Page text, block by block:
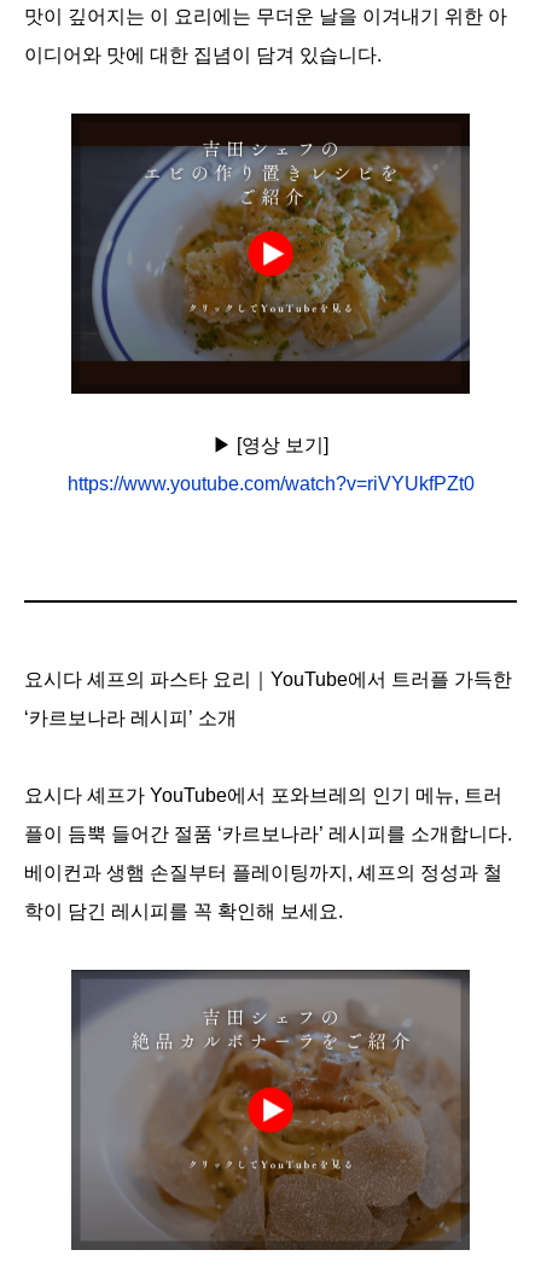
맛이 깊어지는 이 요리에는 무더운 날을 이겨내기 위한 아
이디어와 맛에 대한 집념이 담겨 있습니다.
▶︎ [영상 보기]
https://www.youtube.com/watch?v=riVYUkfPZt0
요시다 셰프의 파스타 요리｜YouTube에서 트러플 가득한
‘카르보나라 레시피’ 소개
요시다 셰프가 YouTube에서 포와브레의 인기 메뉴, 트러
플이 듬뿍 들어간 절품 ‘카르보나라’ 레시피를 소개합니다.
베이컨과 생햄 손질부터 플레이팅까지, 셰프의 정성과 철
학이 담긴 레시피를 꼭 확인해 보세요.